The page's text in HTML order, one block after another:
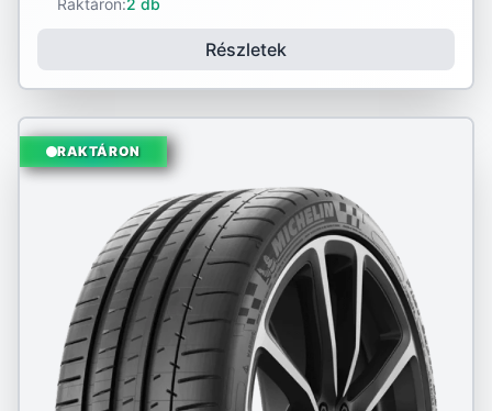
Raktáron:2 db
Részletek
RAKTÁRON